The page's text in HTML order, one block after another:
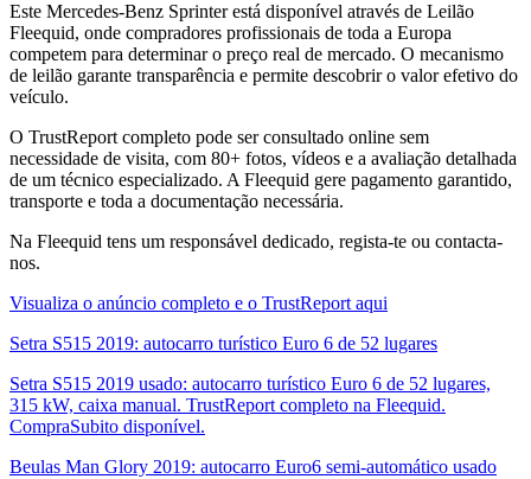
Este Mercedes-Benz Sprinter está disponível através de Leilão
Fleequid, onde compradores profissionais de toda a Europa
competem para determinar o preço real de mercado. O mecanismo
de leilão garante transparência e permite descobrir o valor efetivo do
veículo.
O TrustReport completo pode ser consultado online sem
necessidade de visita, com 80+ fotos, vídeos e a avaliação detalhada
de um técnico especializado. A Fleequid gere pagamento garantido,
transporte e toda a documentação necessária.
Na Fleequid tens um responsável dedicado, regista-te ou contacta-
nos.
Visualiza o anúncio completo e o TrustReport aqui
Setra S515 2019: autocarro turístico Euro 6 de 52 lugares
Setra S515 2019 usado: autocarro turístico Euro 6 de 52 lugares,
315 kW, caixa manual. TrustReport completo na Fleequid.
CompraSubito disponível.
Beulas Man Glory 2019: autocarro Euro6 semi-automático usado